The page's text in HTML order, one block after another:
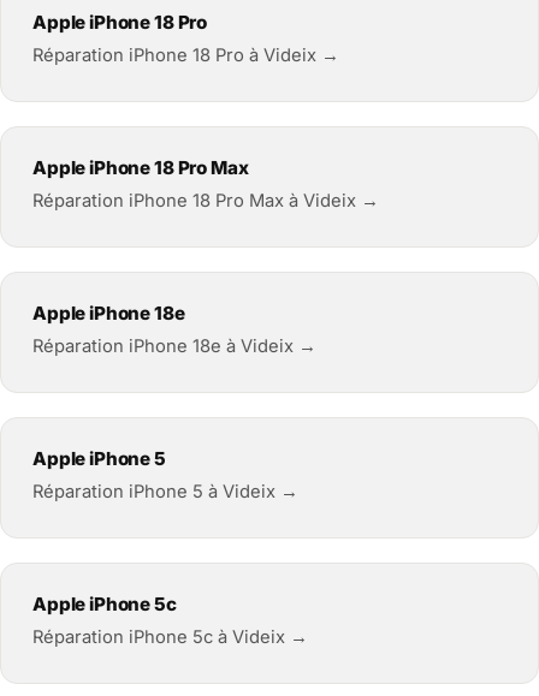
Apple iPhone 18 Pro
Réparation iPhone 18 Pro à Videix →
Apple iPhone 18 Pro Max
Réparation iPhone 18 Pro Max à Videix →
Apple iPhone 18e
Réparation iPhone 18e à Videix →
Apple iPhone 5
Réparation iPhone 5 à Videix →
Apple iPhone 5c
Réparation iPhone 5c à Videix →